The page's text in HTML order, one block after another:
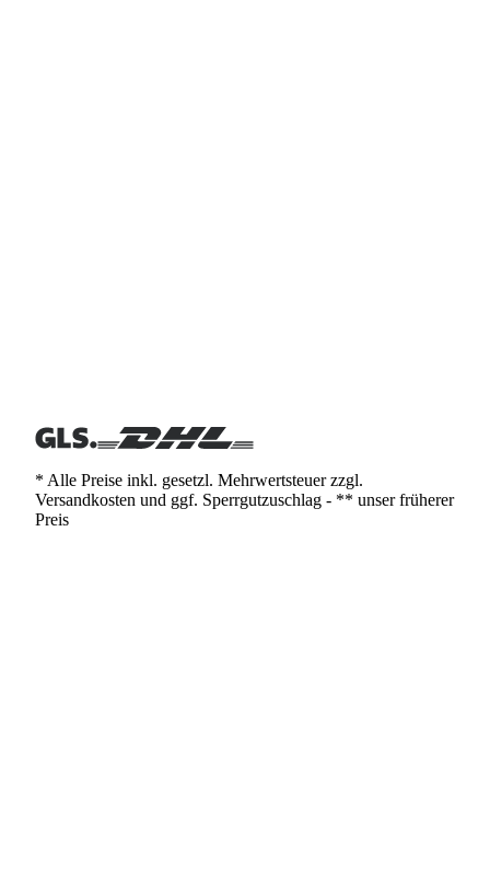
* Alle Preise inkl. gesetzl. Mehrwertsteuer zzgl.
Versandkosten und ggf. Sperrgutzuschlag - ** unser früherer
Preis